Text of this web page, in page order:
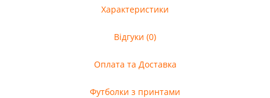
Характеристики
Відгуки (0)
Оплата та Доставка
Футболки з принтами